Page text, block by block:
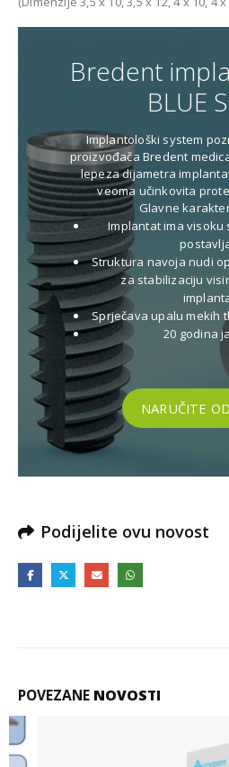
Bredent
BLUE
Implantološki system
proizvođača Bredent
lepeza dijametra
veoma učinkovita
Glavne
Implantat ima visoku
Struktura navoja nudi
za stabilizaciju
Sprječava upalu mekih
20 godina
NARUČITE
Podijelite ovu novost
POVEZANE NOVOSTI